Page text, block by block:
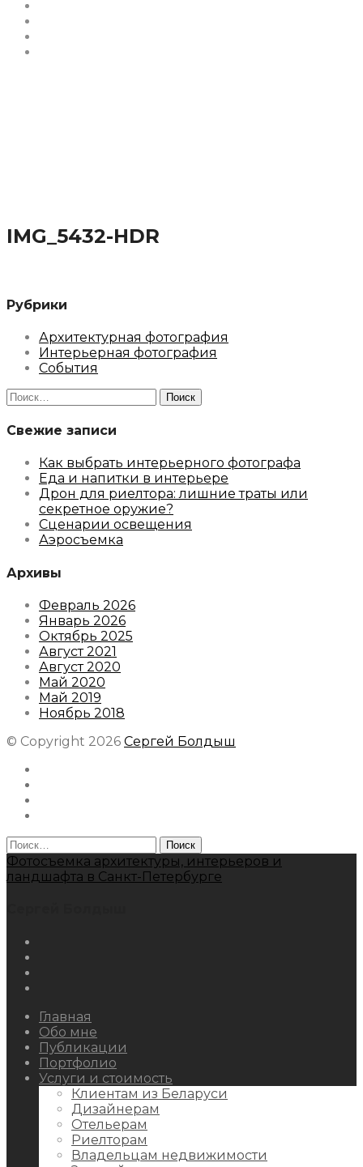
IMG_5432-HDR
Рубрики
Архитектурная фотография
Интерьерная фотография
События
Найти:
Свежие записи
Как выбрать интерьерного фотографа
Еда и напитки в интерьере
Дрон для риелтора: лишние траты или
секретное оружие?
Сценарии освещения
Аэросъемка
Архивы
Февраль 2026
Январь 2026
Октябрь 2025
Август 2021
Август 2020
Май 2020
Май 2019
Ноябрь 2018
© Copyright 2026 Сергей Болдыш
Найти:
Фотосъемка архитектуры, интерьеров и
ландшафта в Санкт-Петербурге
Главная
Обо мне
Публикации
Портфолио
Услуги и стоимость
Клиентам из Беларуси
Дизайнерам
Отельерам
Риелторам
Владельцам недвижимости